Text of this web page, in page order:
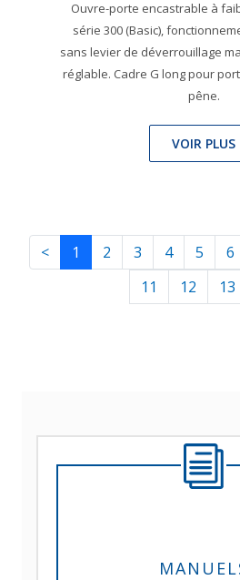
Ouvre-porte encastrable à
série 300 (Basic),
sans levier de déverrouillage
réglable. Cadre G long pour
pêne.
VOIR PLUS
< 1 2 3 4 5 6
11
12 13